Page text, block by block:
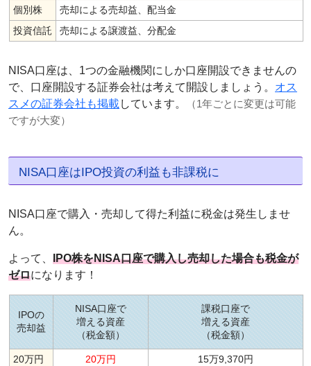
個別株
売却による売却益、配当金
投資信託
売却による譲渡益、分配金
NISA口座は、1つの金融機関にしか口座開設できませんの
で、口座開設する証券会社は考えて開設しましょう。 オス
スメの証券会社も掲載しています。
（1年ごとに変更は可能
ですが大変）
NISA口座はIPO投資の利益も非課税に
NISA口座で購入・売却して得た利益に税金は発生しませ
ん。
よって、 IPO株をNISA口座で購入し売却した場合も税金が
ゼロになります！
IPOの
売却益
NISA口座で
増える資産
（税金額）
課税口座で
増える資産
（税金額）
20万円
20万円
15万9,370円